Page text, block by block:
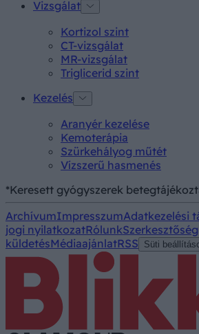
Vizsgálat
Kortizol szint
CT-vizsgálat
MR-vizsgálat
Triglicerid szint
Kezelés
Aranyér kezelése
Kemoterápia
Szürkehályog műtét
Vízszerű hasmenés
*Keresett gyógyszerek
ArchívumImpresszumAdatkezelési
jogi nyilatkozatRólunk
küldetésMédiaajánlatRSS Süti